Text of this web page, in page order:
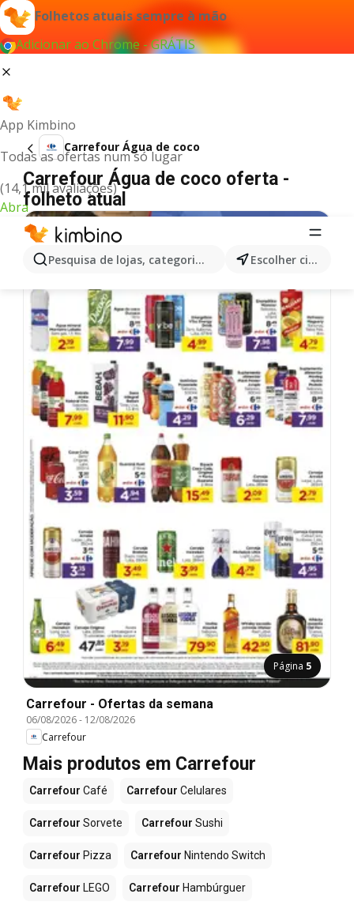
Folhetos atuais sempre à mão
Adicionar ao Chrome - GRÁTIS
App Kimbino
Todas as ofertas num só lugar
(14,1 mil avaliações)
Abra
Pesquisa de lojas, categorias,produtos... Escolher cidade
Carrefour Água de coco
Carrefour Água de coco oferta -
folheto atual
Página 5
Carrefour - Ofertas da semana
06/08/2026- 12/08/2026
Carrefour
Mais produtos em Carrefour
Carrefour Café Carrefour Celulares
Carrefour Sorvete Carrefour Sushi
Carrefour Pizza Carrefour Nintendo Switch
Carrefour LEGO Carrefour Hambúrguer